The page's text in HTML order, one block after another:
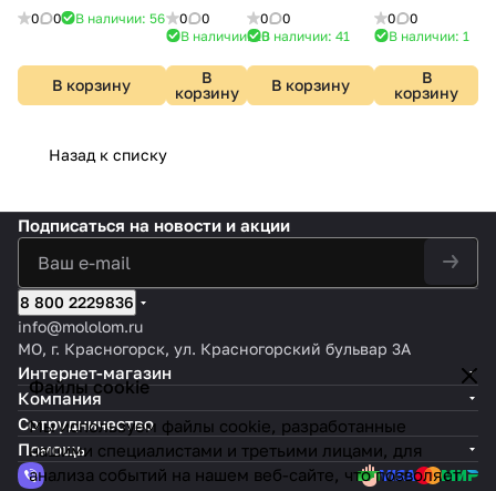
0 0 В наличии: 56
В корзину
хром
0
0
В наличии: 10
В
корзину
0
0
В наличии: 41
В корзину
0
0
В наличии: 1
В
корзину
Назад к списку
Файлы cookie
Мы используем файлы cookie, разработанные
нашими специалистами и третьими лицами, для
анализа событий на нашем веб-сайте, что позволяет
Подписаться на новости и акции
8 800 2229836
info@mololom.ru
МО, г. Красногорск, ул. Красногорский бульвар 3А
Интернет-магазин
Компания
Сотрудничество
Помощь